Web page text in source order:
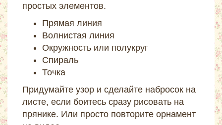
простых элементов.
Прямая линия
Волнистая линия
Окружность или полукруг
Спираль
Точка
Придумайте узор и сделайте набросок на
листе, если боитесь сразу рисовать на
прянике. Или просто повторите орнамент